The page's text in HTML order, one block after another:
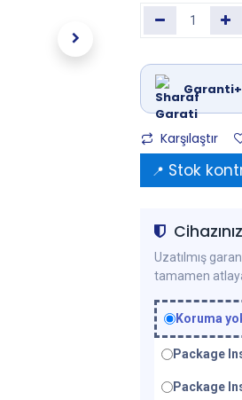
Garanti+
Karşılaştır
📍 Stok
Uzatılmış
tamamen
Koruma
Package
Package